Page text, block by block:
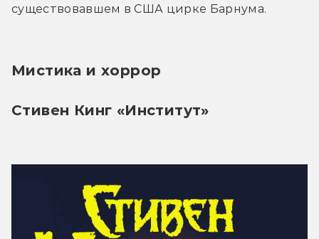
существовавшем в США цирке Барнума.
Мистика и хоррор
Стивен Кинг «Институт»